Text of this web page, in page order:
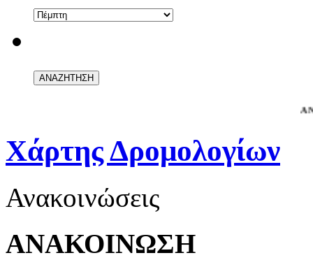
Χάρτης Δρομολογίων
Ανακοινώσεις
ΑΝΑΚΟΙΝΩΣΗ